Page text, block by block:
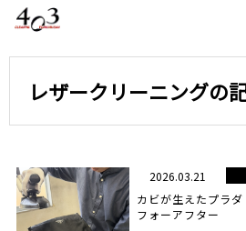
レザークリーニングの
2026.03.21
カビが生えたプラ
フォーアフター